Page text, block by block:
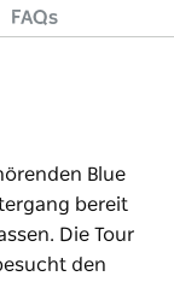
FAQs
Blue
bereit
Die Tour
den